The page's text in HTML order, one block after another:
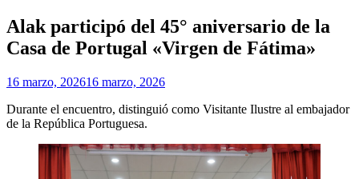
Alak participó del 45° aniversario de la
Casa de Portugal «Virgen de Fátima»
16 marzo, 202616 marzo, 2026
Durante el encuentro, distinguió como Visitante Ilustre al embajador
de la República Portuguesa.